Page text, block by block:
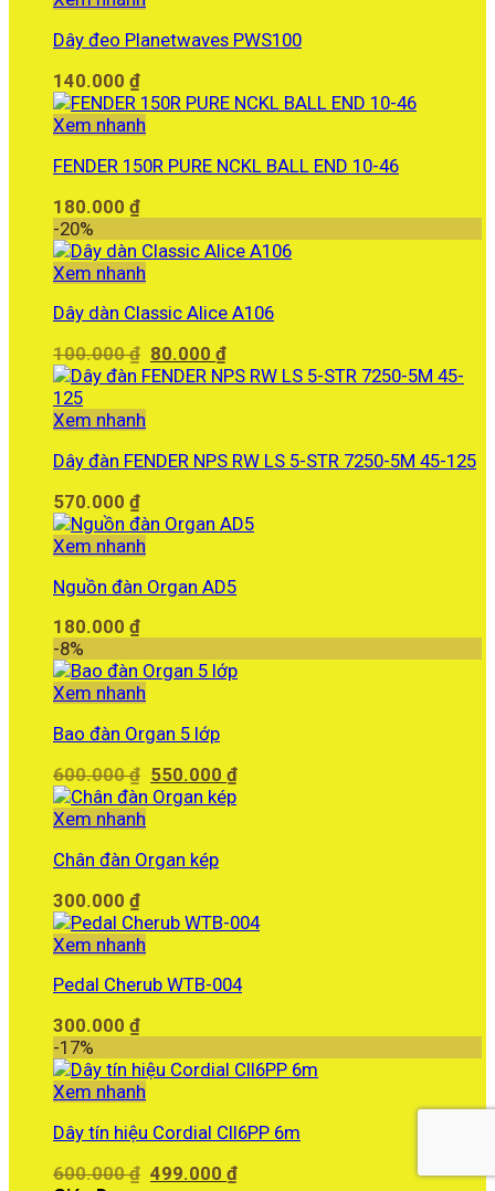
Dây đeo Planetwaves PWS100
140.000 ₫
Xem nhanh
FENDER 150R PURE NCKL BALL END 10-46
180.000 ₫
-20%
Xem nhanh
Dây dàn Classic Alice A106
100.000₫ Giá
gốc
80.000₫Giá
hiện
Xem nhanh
Dây đàn FENDER NPS RW LS 5-STR 7250-5M 45-125
570.000 ₫
Xem nhanh
Nguồn đàn Organ AD5
180.000 ₫
-8%
Xem nhanh
Bao đàn Organ 5 lớp
600.000₫ Giá
gốc
550.000₫Giá
Xem nhanh
Chân đàn Organ kép
300.000 ₫
Xem nhanh
Pedal Cherub WTB-004
300.000 ₫
-17%
Xem nhanh
Dây tín hiệu Cordial CII6PP 6m
600.000₫ Giá
499.000₫Giá